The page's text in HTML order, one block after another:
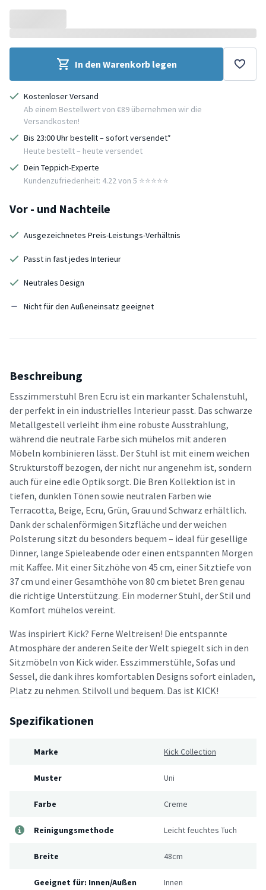
In den Warenkorb legen
Kostenloser Versand
Ab einem Bestellwert von €89 übernehmen wir die
Versandkosten!
Bis 23:00 Uhr bestellt – sofort versendet*
Heute bestellt – heute versendet
Dein Teppich-Experte
Kundenzufriedenheit: 4.22 von 5 ⭐️⭐️⭐️⭐️⭐️
Vor - und Nachteile
Ausgezeichnetes Preis-Leistungs-Verhältnis
Passt in fast jedes Interieur
Neutrales Design
Nicht für den Außeneinsatz geeignet
Beschreibung
Esszimmerstuhl Bren Ecru ist ein markanter Schalenstuhl,
der perfekt in ein industrielles Interieur passt. Das schwarze
Metallgestell verleiht ihm eine robuste Ausstrahlung,
während die neutrale Farbe sich mühelos mit anderen
Möbeln kombinieren lässt. Der Stuhl ist mit einem weichen
Strukturstoff bezogen, der nicht nur angenehm ist, sondern
auch für eine edle Optik sorgt. Die Bren Kollektion ist in
tiefen, dunklen Tönen sowie neutralen Farben wie
Terracotta, Beige, Ecru, Grün, Grau und Schwarz erhältlich.
Dank der schalenförmigen Sitzfläche und der weichen
Polsterung sitzt du besonders bequem – ideal für gesellige
Dinner, lange Spieleabende oder einen entspannten Morgen
mit Kaffee. Mit einer Sitzhöhe von 45 cm, einer Sitztiefe von
37 cm und einer Gesamthöhe von 80 cm bietet Bren genau
die richtige Unterstützung. Ein moderner Stuhl, der Stil und
Komfort mühelos vereint.
Was inspiriert Kick? Ferne Weltreisen! Die entspannte
Atmosphäre der anderen Seite der Welt spiegelt sich in den
Sitzmöbeln von Kick wider. Esszimmerstühle, Sofas und
Sessel, die dank ihres komfortablen Designs sofort einladen,
Platz zu nehmen. Stilvoll und bequem. Das ist KICK!
Spezifikationen
Marke Kick Collection
Muster Uni
Farbe Creme
Reinigungsmethode Leicht feuchtes Tuch
Breite 48cm
Geeignet für: Innen/Außen Innen